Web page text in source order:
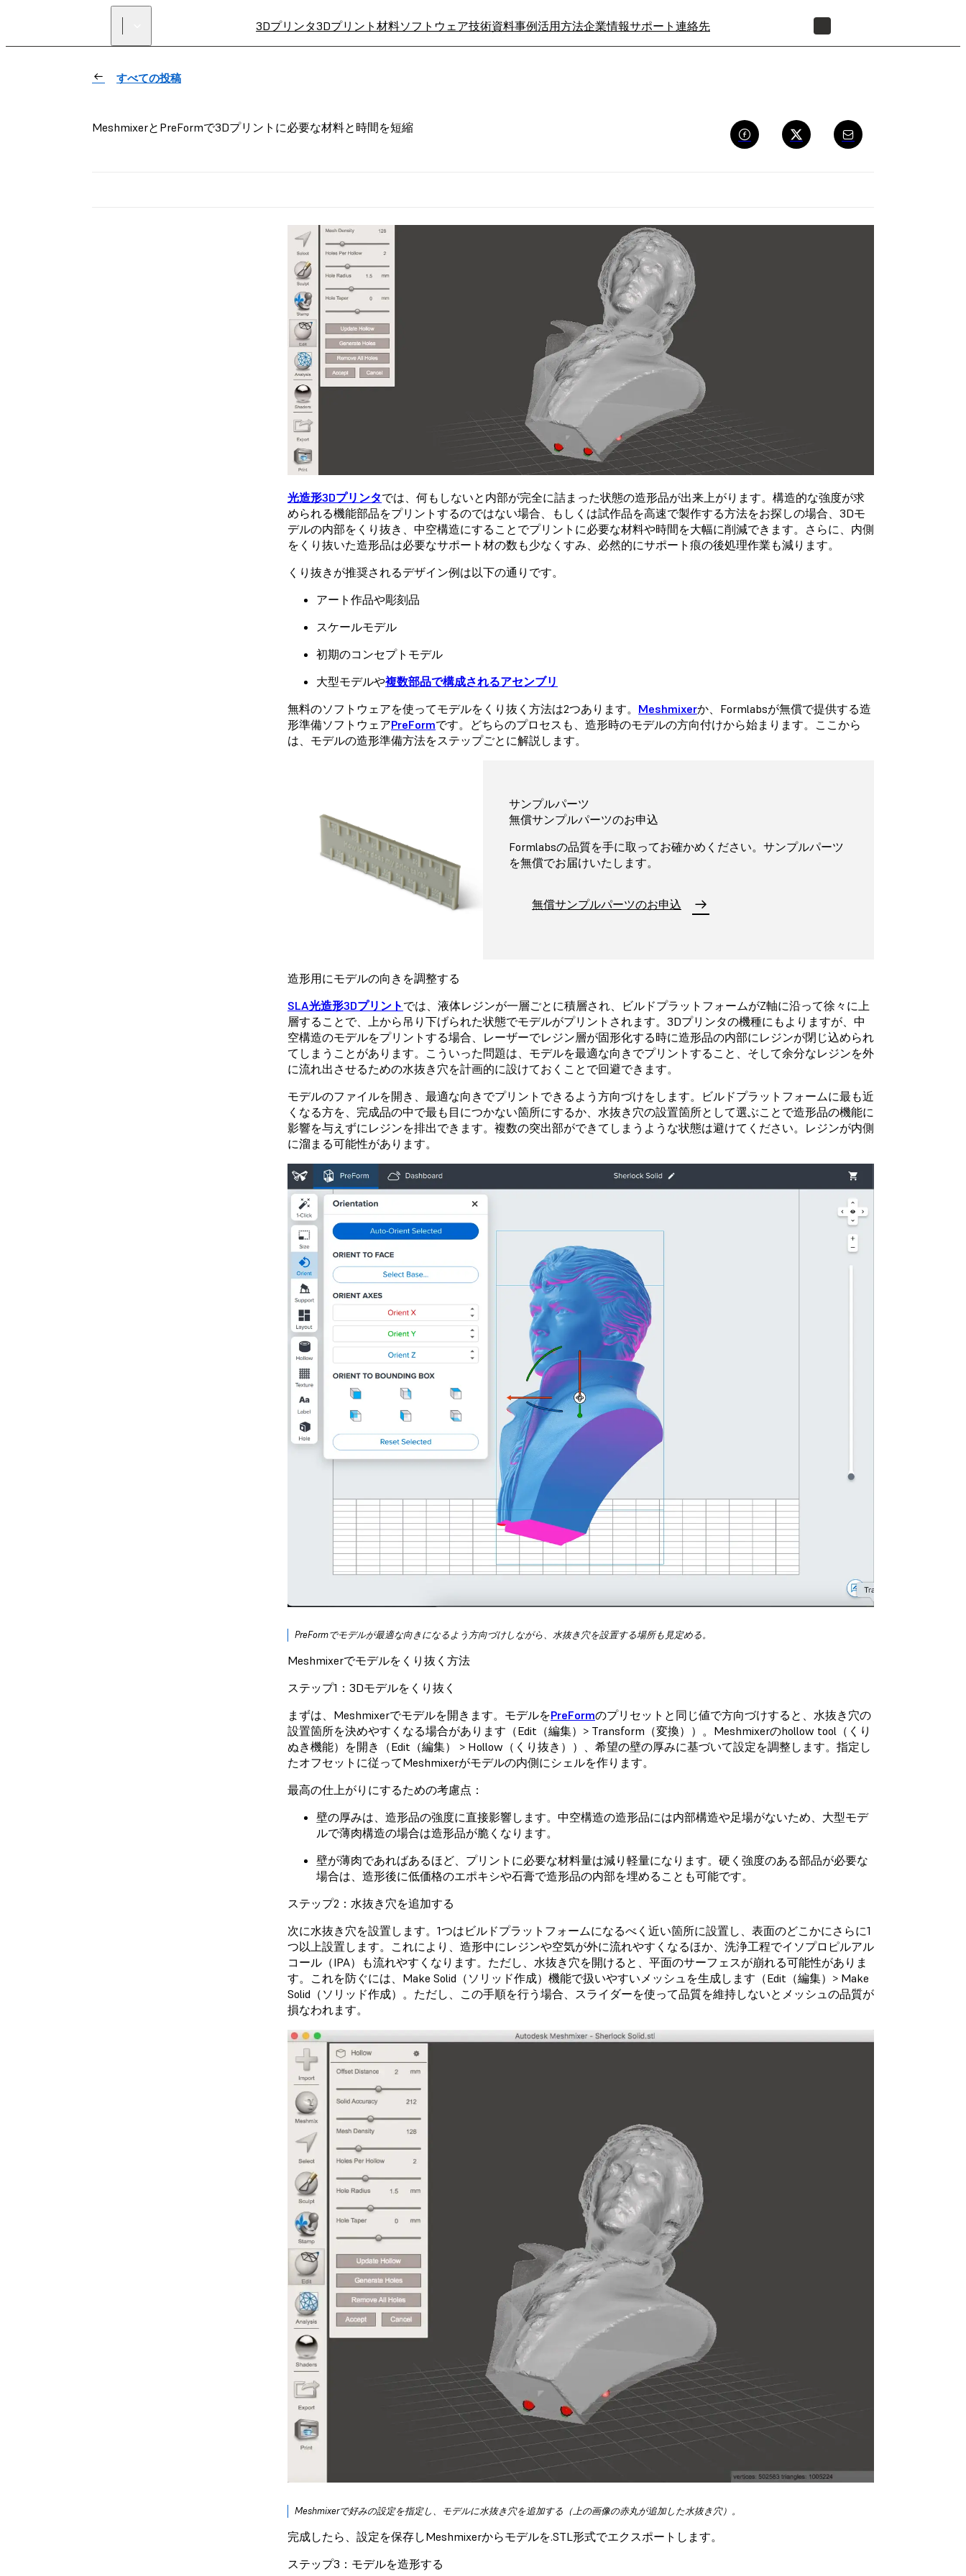
3Dプリンタ3Dプリント材料ソフトウェア技術資料事例活用方法企業情報サポート 連絡先
すべての投稿
MeshmixerとPreFormで3Dプリントに必要な材料と時間を短縮
光造形3Dプリンタでは、何もしないと内部が完全に詰まった状態の造形品が出来上がります。構造的な強度が求
められる機能部品をプリントするのではない場合、もしくは試作品を高速で製作する方法をお探しの場合、3Dモ
デルの内部をくり抜き、中空構造にすることでプリントに必要な材料や時間を大幅に削減できます。さらに、内側
をくり抜いた造形品は必要なサポート材の数も少なくすみ、必然的にサポート痕の後処理作業も減ります。
くり抜きが推奨されるデザイン例は以下の通りです。
アート作品や彫刻品
スケールモデル
初期のコンセプトモデル
大型モデルや複数部品で構成されるアセンブリ
無料のソフトウェアを使ってモデルをくり抜く方法は2つあります。 Meshmixerか、Formlabsが無償で提供する造
形準備ソフトウェアPreFormです。どちらのプロセスも、造形時のモデルの方向付けから始まります。ここから
は、モデルの造形準備方法をステップごとに解説します。
サンプルパーツ
無償サンプルパーツのお申込
Formlabsの品質を手に取ってお確かめください。サンプルパーツ
を無償でお届けいたします。
無償サンプルパーツのお申込
造形用にモデルの向きを調整する
SLA光造形3Dプリント では、液体レジンが一層ごとに積層され、ビルドプラットフォームがZ軸に沿って徐々に上
層することで、上から吊り下げられた状態でモデルがプリントされます。3Dプリンタの機種にもよりますが、中
空構造のモデルをプリントする場合、レーザーでレジン層が固形化する時に造形品の内部にレジンが閉じ込められ
てしまうことがあります。こういった問題は、モデルを最適な向きでプリントすること、そして余分なレジンを外
に流れ出させるための水抜き穴を計画的に設けておくことで回避できます。
モデルのファイルを開き、最適な向きでプリントできるよう方向づけをします。ビルドプラットフォームに最も近
くなる方を、完成品の中で最も目につかない箇所にするか、水抜き穴の設置箇所として選ぶことで造形品の機能に
影響を与えずにレジンを排出できます。複数の突出部ができてしまうような状態は避けてください。レジンが内側
に溜まる可能性があります。
PreFormでモデルが最適な向きになるよう方向づけしながら、水抜き穴を設置する場所も見定める。
Meshmixerでモデルをくり抜く方法
ステップ1：3Dモデルをくり抜く
まずは、Meshmixerでモデルを開きます。モデルをPreFormのプリセットと同じ値で方向づけすると、水抜き穴の
設置箇所を決めやすくなる場合があります（Edit（編集）> Transform（変換））。Meshmixerのhollow tool（くり
ぬき機能）を開き（Edit（編集） > Hollow（くり抜き））、希望の壁の厚みに基づいて設定を調整します。指定し
たオフセットに従ってMeshmixerがモデルの内側にシェルを作ります。
最高の仕上がりにするための考慮点：
壁の厚みは、造形品の強度に直接影響します。中空構造の造形品には内部構造や足場がないため、大型モデ
ルで薄肉構造の場合は造形品が脆くなります。
壁が薄肉であればあるほど、プリントに必要な材料量は減り軽量になります。硬く強度のある部品が必要な
場合は、造形後に低価格のエポキシや石膏で造形品の内部を埋めることも可能です。
ステップ2：水抜き穴を追加する
次に水抜き穴を設置します。1つはビルドプラットフォームになるべく近い箇所に設置し、表面のどこかにさらに1
つ以上設置します。これにより、造形中にレジンや空気が外に流れやすくなるほか、洗浄工程でイソプロピルアル
コール（IPA）も流れやすくなります。ただし、水抜き穴を開けると、平面のサーフェスが崩れる可能性がありま
す。これを防ぐには、Make Solid（ソリッド作成）機能で扱いやすいメッシュを生成します（Edit（編集）> Make
Solid（ソリッド作成）。ただし、この手順を行う場合、スライダーを使って品質を維持しないとメッシュの品質が
損なわれます。
Meshmixerで好みの設定を指定し、モデルに水抜き穴を追加する（上の画像の赤丸が追加した水抜き穴）。
完成したら、設定を保存しMeshmixerからモデルを.STL形式でエクスポートします。
ステップ3：モデルを造形する